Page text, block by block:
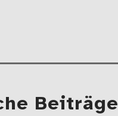
Beiträge